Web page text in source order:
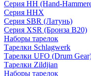
Серия HH (Hand-
Серия HHX
Серия SBR (Латунь)
Серия XSR (Бронза B20)
Наборы тарелок
Тарелки Schlagwerk
Тарелки UFO (Drum
Тарелки Zildjian
Наборы тарелок